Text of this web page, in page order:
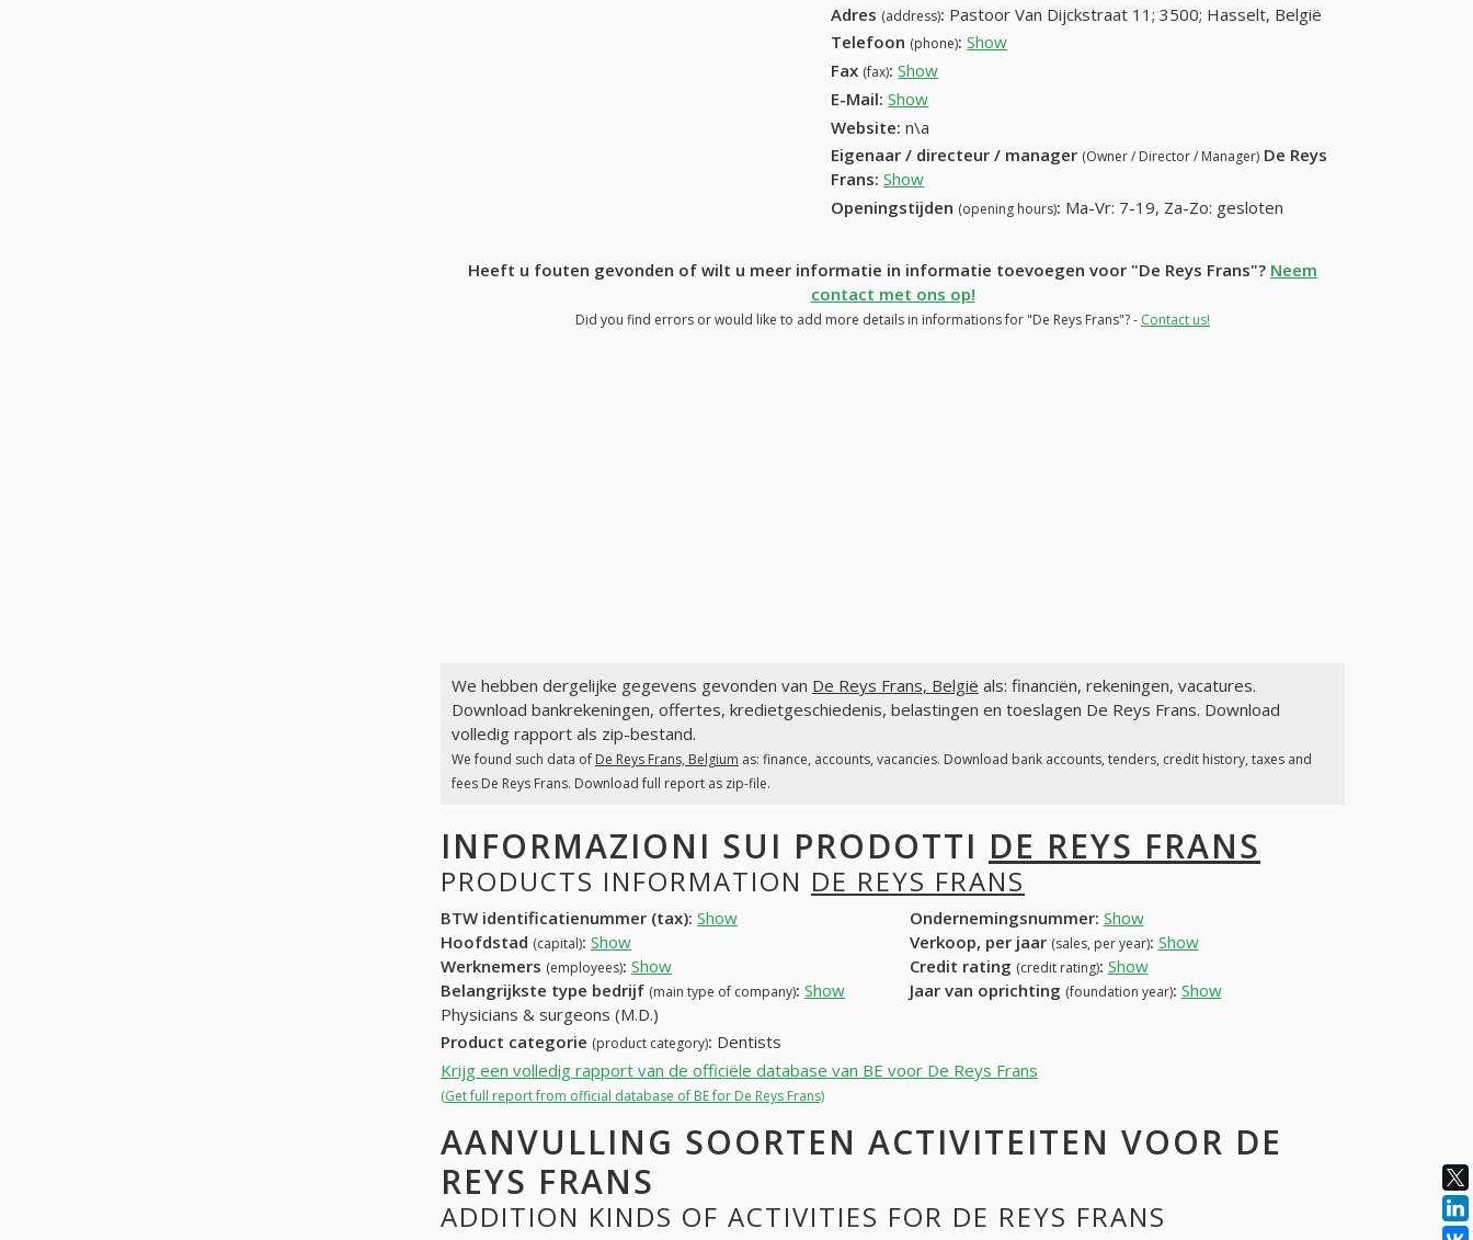
Adres (address): Pastoor Van Dijckstraat 11; 3500; Hasselt, België
Telefoon (phone): Show
Fax (fax): Show
E-Mail: Show
Website: n\a
Eigenaar / directeur / manager (Owner / Director / Manager) De Reys
Frans: Show
Openingstijden (opening hours): Ma-Vr: 7-19, Za-Zo: gesloten
Heeft u fouten gevonden of wilt u meer informatie in informatie toevoegen voor "De Reys Frans"? Neem
contact met ons op!
Did you find errors or would like to add more details in informations for "De Reys Frans"? - Contact us!
We hebben dergelijke gegevens gevonden van De Reys Frans, België als: financiën, rekeningen, vacatures.
Download bankrekeningen, offertes, kredietgeschiedenis, belastingen en toeslagen De Reys Frans. Download
volledig rapport als zip-bestand.
We found such data of De Reys Frans, Belgium as: finance, accounts, vacancies. Download bank accounts, tenders, credit history, taxes and
fees De Reys Frans. Download full report as zip-file.
INFORMAZIONI SUI PRODOTTI DE REYS FRANS
PRODUCTS INFORMATION DE REYS FRANS
BTW identificatienummer (tax): Show Ondernemingsnummer: Show
Hoofdstad (capital): Show Verkoop, per jaar (sales, per year): Show
Werknemers (employees): Show Credit rating (credit rating): Show
Belangrijkste type bedrijf (main type of company): Show Jaar van oprichting (foundation year): Show
Physicians & surgeons (M.D.)
Product categorie (product category): Dentists
Krijg een volledig rapport van de officiële database van BE voor De Reys Frans
(Get full report from official database of BE for De Reys Frans)
AANVULLING SOORTEN ACTIVITEITEN VOOR DE
REYS FRANS
ADDITION KINDS OF ACTIVITIES FOR DE REYS FRANS